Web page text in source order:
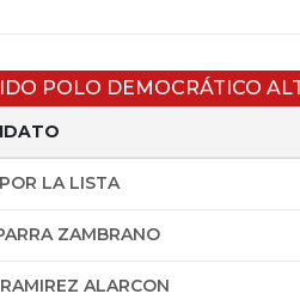
POLO DEMOCRÁTICO
LA LISTA
ZAMBRANO
ALARCON